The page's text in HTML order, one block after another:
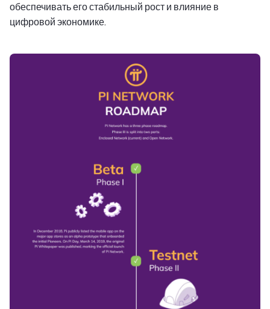
обеспечивать его стабильный рост и влияние в
цифровой экономике.